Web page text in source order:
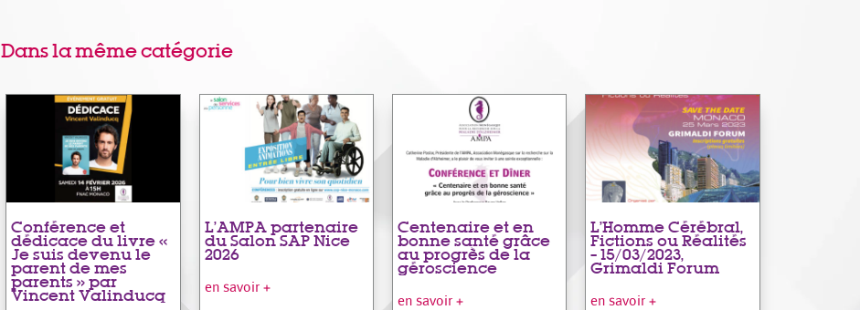
Dans la même catégorie
Conférence et
dédicace du livre «
Je suis devenu le
parent de mes
parents » par
Vincent Valinducq
L’AMPA partenaire
du Salon SAP Nice
2026
en savoir +
Centenaire et en
bonne santé grâce
au progrès de la
géroscience
en savoir +
L’Homme Cérébral,
Fictions ou Réalités
– 15/03/2023,
Grimaldi Forum
en savoir +